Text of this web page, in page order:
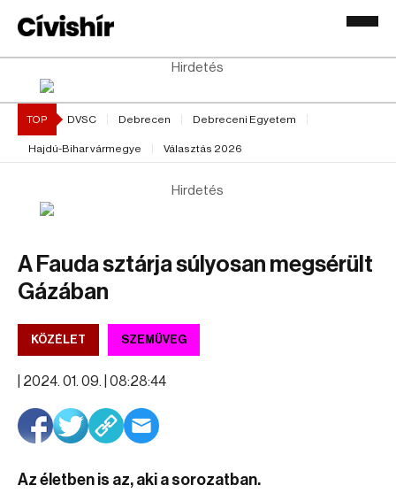
Hirdetés
TOP DVSC Debrecen Debreceni Egyetem
Hajdú-Bihar vármegye Választás 2026
Hirdetés
A Fauda sztárja súlyosan megsérült
Gázában
KÖZÉLET SZEMÜVEG
2024. 01. 09. | 08:28:44
Az életben is az, aki a sorozatban.